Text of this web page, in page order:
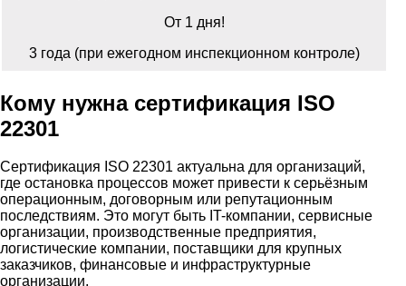
От 1 дня!
3 года (при ежегодном инспекционном контроле)
Кому нужна сертификация ISO
22301
Сертификация ISO 22301 актуальна для организаций,
где остановка процессов может привести к серьёзным
операционным, договорным или репутационным
последствиям. Это могут быть IT-компании, сервисные
организации, производственные предприятия,
логистические компании, поставщики для крупных
заказчиков, финансовые и инфраструктурные
организации.